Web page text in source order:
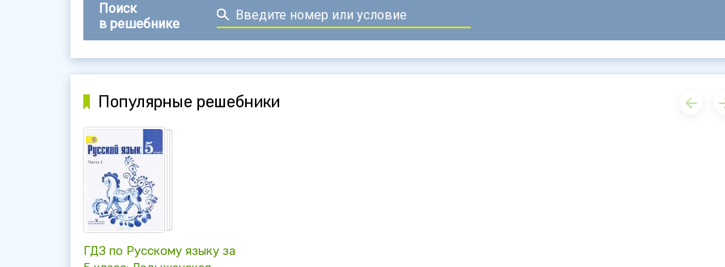
Поиск
в решебнике
Популярные решебники
ГДЗ по Русскому языку за